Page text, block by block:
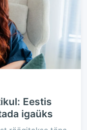
Eestis
igaüks